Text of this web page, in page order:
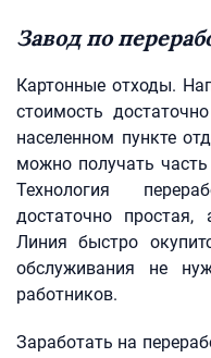
Завод по
Картонные отходы.
стоимость
населенном пункте
можно получать
Технология
достаточно
Линия быстро
обслуживания не
работников.
Заработать на